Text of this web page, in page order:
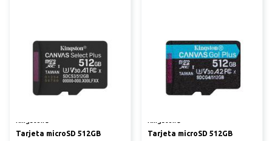
Tarjeta microSD 512GB
Tarjeta microSD 512GB